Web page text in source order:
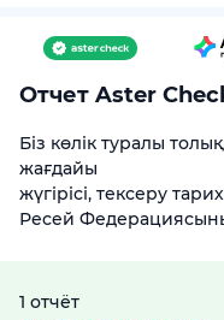
Отчет Aster
Біз көлік туралы
жағдайы
жүгірісі, тексеру
Ресей
1 отчёт